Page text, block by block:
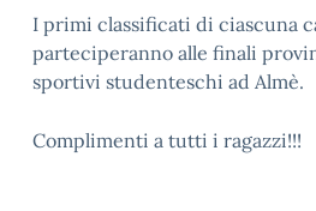
I primi classificati di ciascuna
parteciperanno alle finali
sportivi studenteschi ad Almè.
Complimenti a tutti i ragazzi!!!